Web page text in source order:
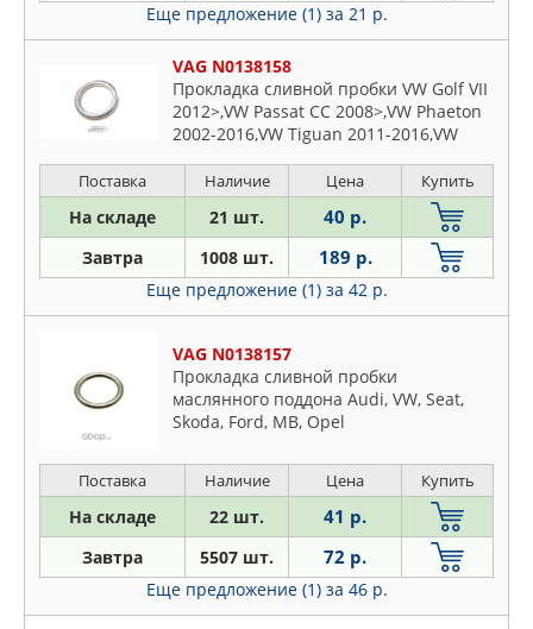
Еще предложение (1) за 21 р.
VAG N0138158
Прокладка сливной пробки VW Golf VII
2012>,VW Passat CC 2008>,VW Phaeton
2002-2016,VW Tiguan 2011-2016,VW
2010,VW Transporter T5 2003-2015
Поставка Наличие Цена Купить
На складе 21 шт. 40 р.
Завтра 1008 шт. 189 р.
Еще предложение (1) за 42 р.
VAG N0138157
Прокладка сливной пробки
маслянного поддона Audi, VW, Seat,
Skoda, Ford, MB, Opel
Поставка Наличие Цена Купить
На складе 22 шт. 41 р.
Завтра 5507 шт. 72 р.
Еще предложение (1) за 46 р.